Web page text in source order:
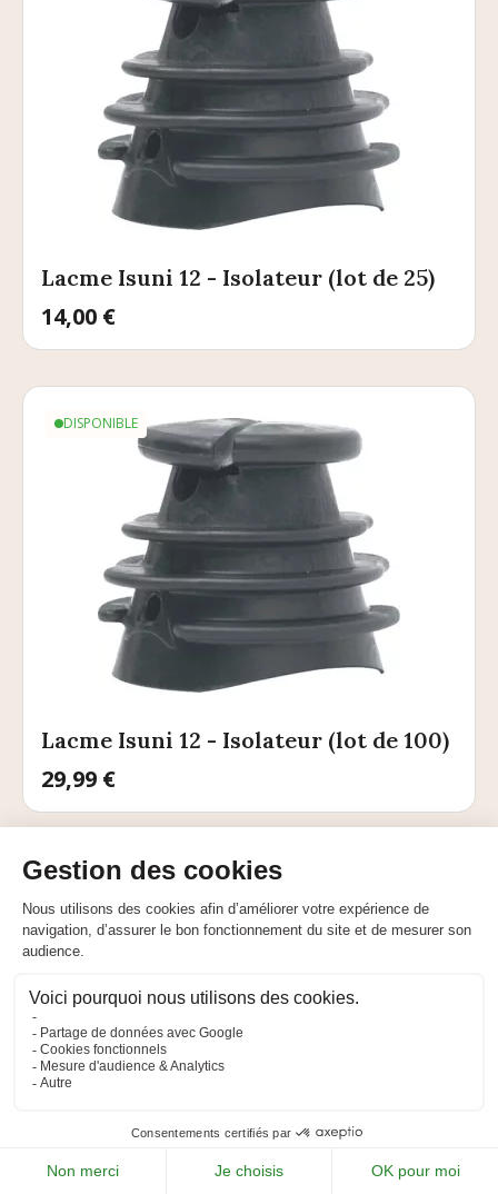
Lacme Isuni 12 - Isolateur (lot de 25)
Prix
14,00 €
DISPONIBLE
Lacme Isuni 12 - Isolateur (lot de 100)
Prix
29,99 €
DISPONIBLE